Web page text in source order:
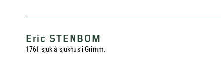
Eric STENBOM
1761 sjuk å sjukhus i Grimm.